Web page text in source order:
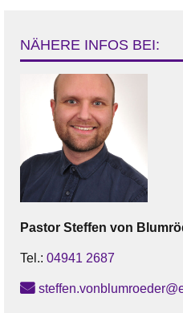
NÄHERE INFOS BEI:
Pastor Steffen von
Tel.: 04941 2687